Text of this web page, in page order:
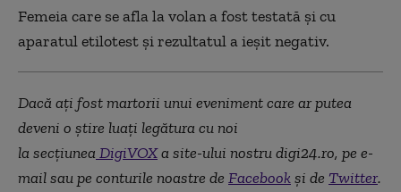
Femeia care se afla la volan a fost testată și cu
aparatul etilotest și rezultatul a ieșit negativ.
Dacă aţi fost martorii unui eveniment care ar putea
deveni o ştire luaţi legătura cu noi
la secţiuneaDigiVOXa site-ului nostru digi24.ro, pe e-
mail sau pe conturile noastre de Facebookși de Twitter.